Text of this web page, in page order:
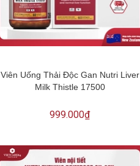
Viên Uống Thải Độc Gan Nutri Liver
Milk Thistle 17500
999.000₫